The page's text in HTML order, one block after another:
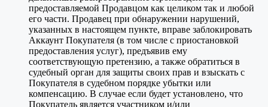
предоставляемой Продавцом как целиком так и любой
его части. Продавец при обнаружении нарушений,
указанных в настоящем пункте, вправе заблокировать
Аккаунт Покупателя (в том числе с приостановкой
предоставления услуг), предъявив ему
соответствующую претензию, а также обратиться в
судебный орган для защиты своих прав и взыскать с
Покупателя в судебном порядке убытки или
компенсацию. В случае если будет установлено, что
Покупатель является участником и/или